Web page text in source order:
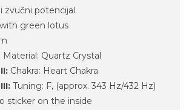
zvučni potencijal.
green lotus
Material: Quartz Crystal
Chakra: Heart Chakra
Tuning: F, (approx. 343 Hz/432 Hz)
sticker on the inside